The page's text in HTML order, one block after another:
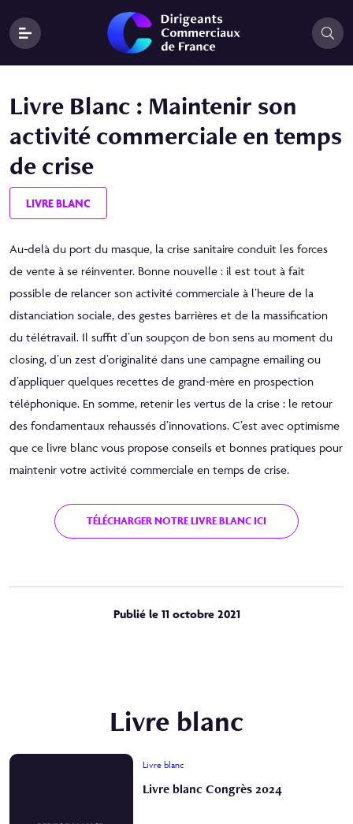
Livre Blanc : Maintenir son
activité commerciale en temps
de crise
LIVRE BLANC
Au-delà du port du masque, la crise sanitaire conduit les forces
de vente à se réinventer. Bonne nouvelle : il est tout à fait
possible de relancer son activité commerciale à l’heure de la
distanciation sociale, des gestes barrières et de la massification
du télétravail. Il suffit d’un soupçon de bon sens au moment du
closing, d’un zest d’originalité dans une campagne emailing ou
d’appliquer quelques recettes de grand-mère en prospection
téléphonique. En somme, retenir les vertus de la crise : le retour
des fondamentaux rehaussés d’innovations. C’est avec optimisme
que ce livre blanc vous propose conseils et bonnes pratiques pour
maintenir votre activité commerciale en temps de crise.
TÉLÉCHARGER NOTRE LIVRE BLANC ICI
Publié le 11 octobre 2021
Livre blanc
Livre blanc
Livre blanc Congrès 2024